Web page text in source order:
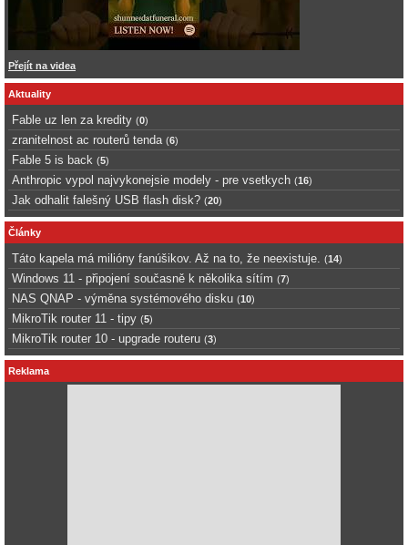
Přejít na videa
Aktuality
Fable uz len za kredity (0)
zranitelnost ac routerů tenda (6)
Fable 5 is back (5)
Anthropic vypol najvykonejsie modely - pre vsetkych (16)
Jak odhalit falešný USB flash disk? (20)
Články
Táto kapela má milióny fanúšikov. Až na to, že neexistuje. (14)
Windows 11 - připojení současně k několika sítím (7)
NAS QNAP - výměna systémového disku (10)
MikroTik router 11 - tipy (5)
MikroTik router 10 - upgrade routeru (3)
Reklama